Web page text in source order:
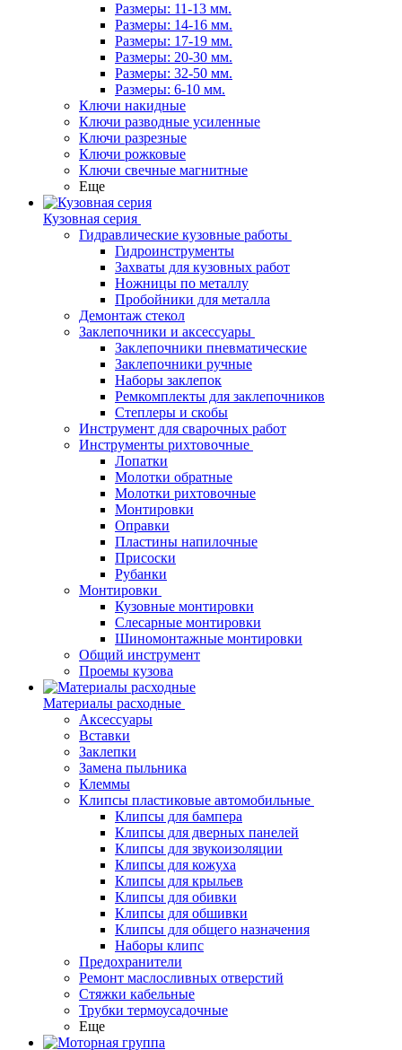
Размеры: 11-13 мм.
Размеры: 14-16 мм.
Размеры: 17-19 мм.
Размеры: 20-30 мм.
Размеры: 32-50 мм.
Размеры: 6-10 мм.
Ключи накидные
Ключи разводные усиленные
Ключи разрезные
Ключи рожковые
Ключи свечные магнитные
Еще
Кузовная серия
Гидравлические кузовные работы
Гидроинструменты
Захваты для кузовных работ
Ножницы по металлу
Пробойники для металла
Демонтаж стекол
Заклепочники и аксессуары
Заклепочники пневматические
Заклепочники ручные
Наборы заклепок
Ремкомплекты для заклепочников
Степлеры и скобы
Инструмент для сварочных работ
Инструменты рихтовочные
Лопатки
Молотки обратные
Молотки рихтовочные
Монтировки
Оправки
Пластины напилочные
Присоски
Рубанки
Монтировки
Кузовные монтировки
Слесарные монтировки
Шиномонтажные монтировки
Общий инструмент
Проемы кузова
Материалы расходные
Аксессуары
Вставки
Заклепки
Замена пыльника
Клеммы
Клипсы пластиковые автомобильные
Клипсы для бампера
Клипсы для дверных панелей
Клипсы для звукоизоляции
Клипсы для кожуха
Клипсы для крыльев
Клипсы для обивки
Клипсы для обшивки
Клипсы для общего назначения
Наборы клипс
Предохранители
Ремонт маслосливных отверстий
Стяжки кабельные
Трубки термоусадочные
Еще